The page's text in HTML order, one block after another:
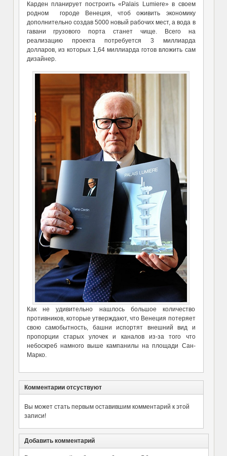
Карден планирует построить «Palais Lumiere» в своем
родном городе Венеция, чтоб оживить экономику
дополнительно создав 5000 новый рабочих мест, а вода в
гавани грузового порта станет чище. Всего на
реализацию проекта потребуется 3 миллиарда
долларов, из которых 1,64 миллиарда готов вложить сам
дизайнер.
Как не удивительно нашлось большое количество
противников, которые утверждают, что Венеция потеряет
свою самобытность, башни испортят внешний вид и
пропорции старых улочек и каналов из-за того что
небоскреб намного выше кампанилы на площади Сан-
Марко.
Комментарии отсуствуют
Вы может стать первым оставившим комментарий к этой
записи!
Добавить комментарий